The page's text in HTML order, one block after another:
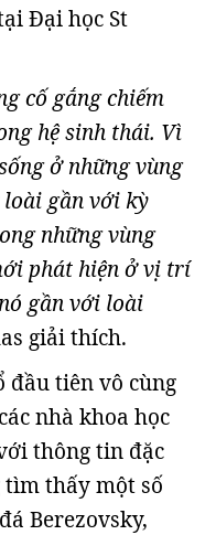
Đại học St
cố gắng chiếm
hệ sinh thái. Vì
ở những vùng
gần với kỳ
những vùng
phát hiện ở vị trí
gần với loài
giải thích.
đầu tiên vô cùng
nhà khoa học
thông tin đặc
thấy một số
Berezovsky,